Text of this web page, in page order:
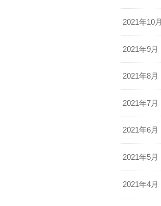
2021年10月
2021年9月
2021年8月
2021年7月
2021年6月
2021年5月
2021年4月